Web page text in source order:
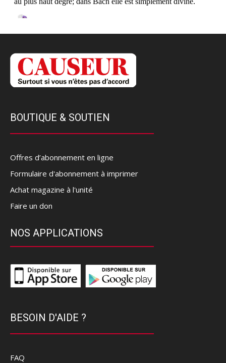
BOUTIQUE & SOUTIEN
Offres d’abonnement en ligne
Formulaire d'abonnement à imprimer
Achat magazine à l'unité
Faire un don
NOS APPLICATIONS
BESOIN D'AIDE ?
FAQ